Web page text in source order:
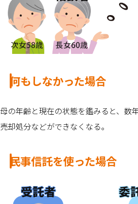
何もしなかった場合
母の年齢と現在の状態を鑑みると、数
売却処分などができなくなる。
民事信託を使った場合